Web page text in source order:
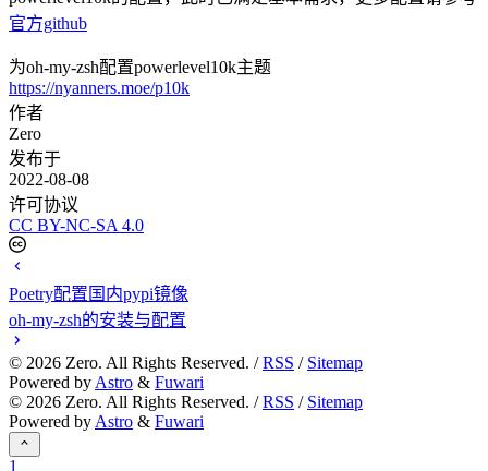
官方github
为oh-my-zsh配置powerlevel10k主题
https://nyanners.moe/p10k
作者
Zero
发布于
2022-08-08
许可协议
CC BY-NC-SA 4.0
Poetry配置国内pypi镜像
oh-my-zsh的安装与配置
© 2026 Zero. All Rights Reserved. /RSS / Sitemap
Powered byAstro & Fuwari
© 2026 Zero. All Rights Reserved. /RSS / Sitemap
Powered byAstro & Fuwari
1